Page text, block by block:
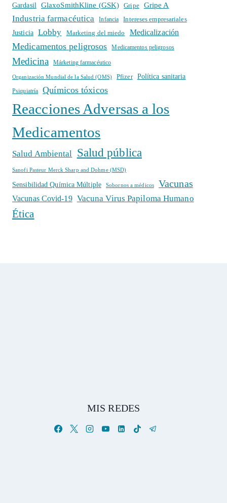
Gardasil GlaxoSmithKline (GSK) Gripe Gripe A
Industria farmacéutica Infancia
Intereses empresariales
Justicia
Lobby Marketing del miedo Medicalización
Medicamentos peligrosos Medicamentos peligrosos
Medicina Márketing farmacéutico
Organización Mundial de la Salud (OMS) Pfizer Política sanitaria
Psiquiatría Químicos tóxicos
Reacciones Adversas a los
Medicamentos
Salud Ambiental Salud pública
Sanofi Pasteur Merck Sharp and Dohme (MSD)
Sensibilidad Química Múltiple Sobornos a médicos Vacunas
Vacunas Covid-19 Vacuna Virus Papiloma Humano
Ética
MIS REDES